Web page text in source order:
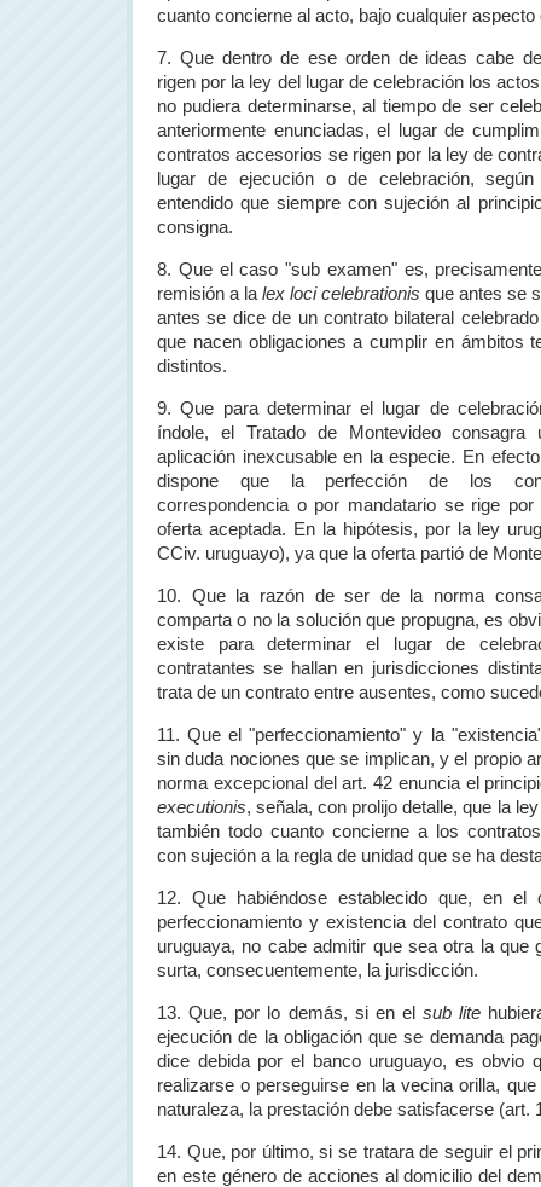
cuanto concierne al acto, bajo cualquier aspecto
7. Que dentro de ese orden de ideas cabe
rigen por la ley del lugar de celebración los
no pudiera determinarse, al tiempo de ser
anteriormente enunciadas, el lugar de
contratos accesorios se rigen por la ley de
lugar de ejecución o de celebración,
entendido que siempre con sujeción al
consigna.
8. Que el caso "sub examen" es,
remisión a la lex loci celebrationis que antes se
antes se dice de un contrato bilateral
que nacen obligaciones a cumplir en ámbitos
distintos.
9. Que para determinar el lugar de
índole, el Tratado de Montevideo consagra
aplicación inexcusable en la especie. En
dispone que la perfección de los
correspondencia o por mandatario se rige
oferta aceptada. En la hipótesis, por la ley
CCiv. uruguayo), ya que la oferta partió de
10. Que la razón de ser de la norma
comparta o no la solución que propugna, es
existe para determinar el lugar de
contratantes se hallan en jurisdicciones
trata de un contrato entre ausentes, como
11. Que el "perfeccionamiento" y la
sin duda nociones que se implican, y el propio
norma excepcional del art. 42 enuncia el
executionis, señala, con prolijo detalle, que la
también todo cuanto concierne a los
con sujeción a la regla de unidad que se ha
12. Que habiéndose establecido que, en
perfeccionamiento y existencia del contrato
uruguaya, no cabe admitir que sea otra la que
surta, consecuentemente, la jurisdicción.
13. Que, por lo demás, si en elsub lite
ejecución de la obligación que se demanda
dice debida por el banco uruguayo, es obvio
realizarse o perseguirse en la vecina orilla,
naturaleza, la prestación debe satisfacerse (art.
14. Que, por último, si se tratara de seguir el
en este género de acciones al domicilio del